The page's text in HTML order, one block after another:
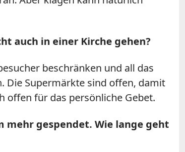
auch in einer Kirche gehen?
beschränken und all das
Die Supermärkte sind offen, damit
offen für das persönliche Gebet.
mehr gespendet. Wie lange geht